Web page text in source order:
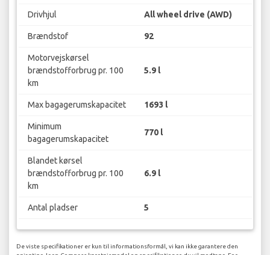
Drivhjul All wheel drive (AWD)
Brændstof 92
Motorvejskørsel
brændstofforbrug pr. 100
km
5.9 l
Max bagagerumskapacitet 1693 l
Minimum
bagagerumskapacitet
770 l
Blandet kørsel
brændstofforbrug pr. 100
km
6.9 l
Antal pladser 5
De viste specifikationer er kun til informationsformål, vi kan ikke garantere den